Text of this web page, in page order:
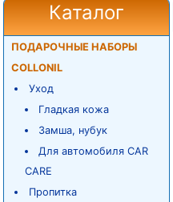
Каталог
ПОДАРОЧНЫЕ НАБОРЫ
COLLONIL
Уход
Гладкая кожа
Замша, нубук
Для автомобиля CAR
CARE
Пропитка